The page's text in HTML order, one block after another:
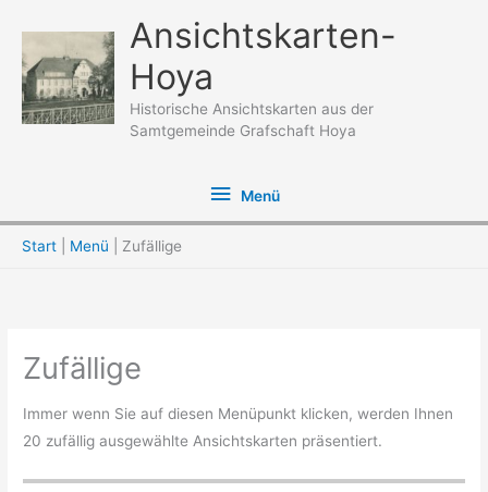
springen
Ansichtskarten-
Hoya
Historische Ansichtskarten aus der
Samtgemeinde Grafschaft Hoya
Menü
Menü
Start Menü Zufällige
Zufällige
Immer wenn Sie auf diesen Menüpunkt klicken, werden Ihnen
20 zufällig ausgewählte Ansichtskarten präsentiert.